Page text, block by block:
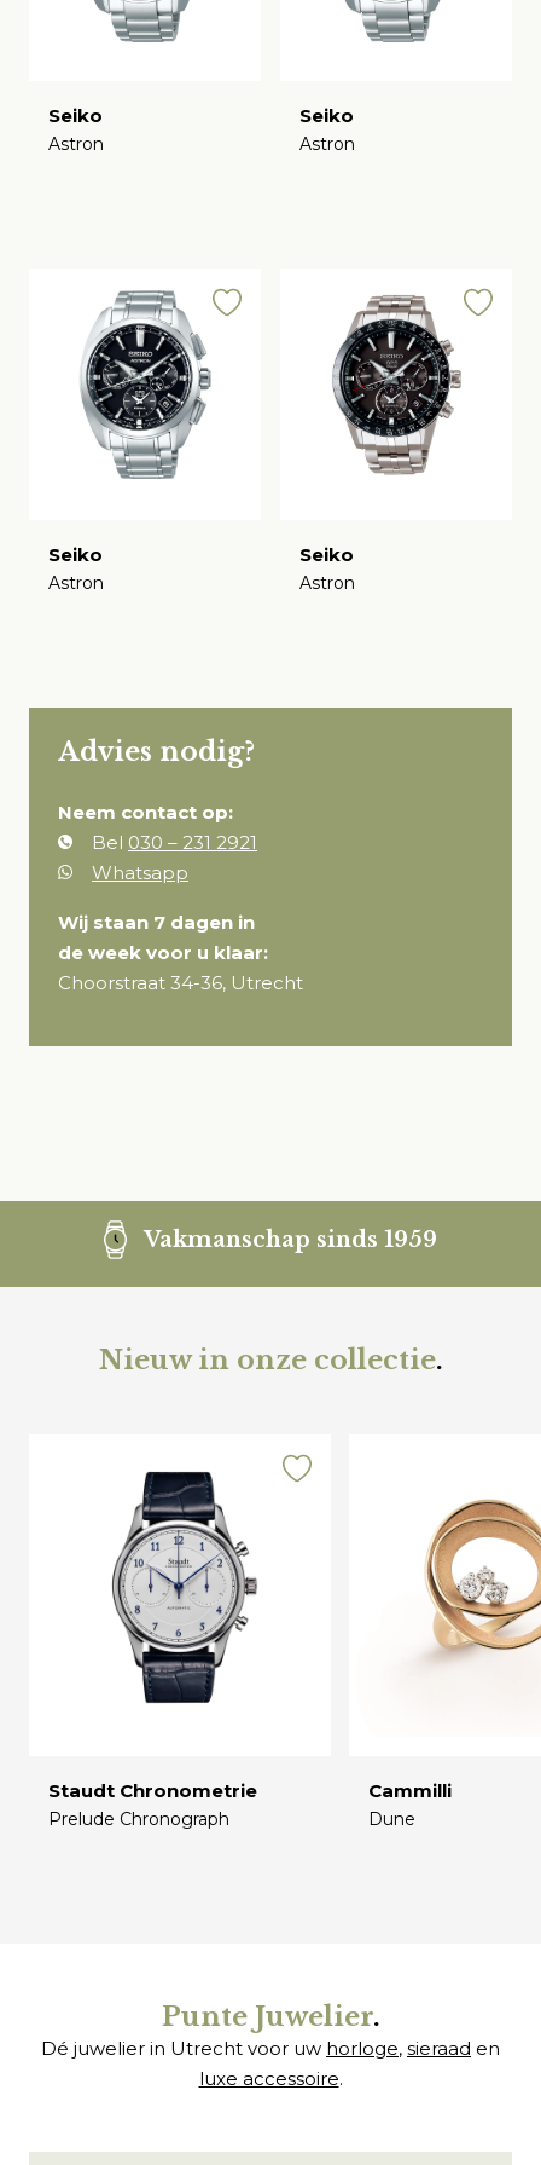
Seiko
Astron
Seiko
Astron
Seiko
Astron
Seiko
Astron
Advies nodig?
Neem contact op:
Bel 030 – 231 2921
Whatsapp
Wij staan 7 dagen in
de week voor u klaar:
Choorstraat 34-36, Utrecht
Vakmanschap sinds 1959
Nieuw in onze collectie.
Staudt Chronometrie
Prelude Chronograph
Cammilli
Dune
Punte Juwelier.
Dé juwelier in Utrecht voor uw horloge, sieraad en
luxe accessoire.